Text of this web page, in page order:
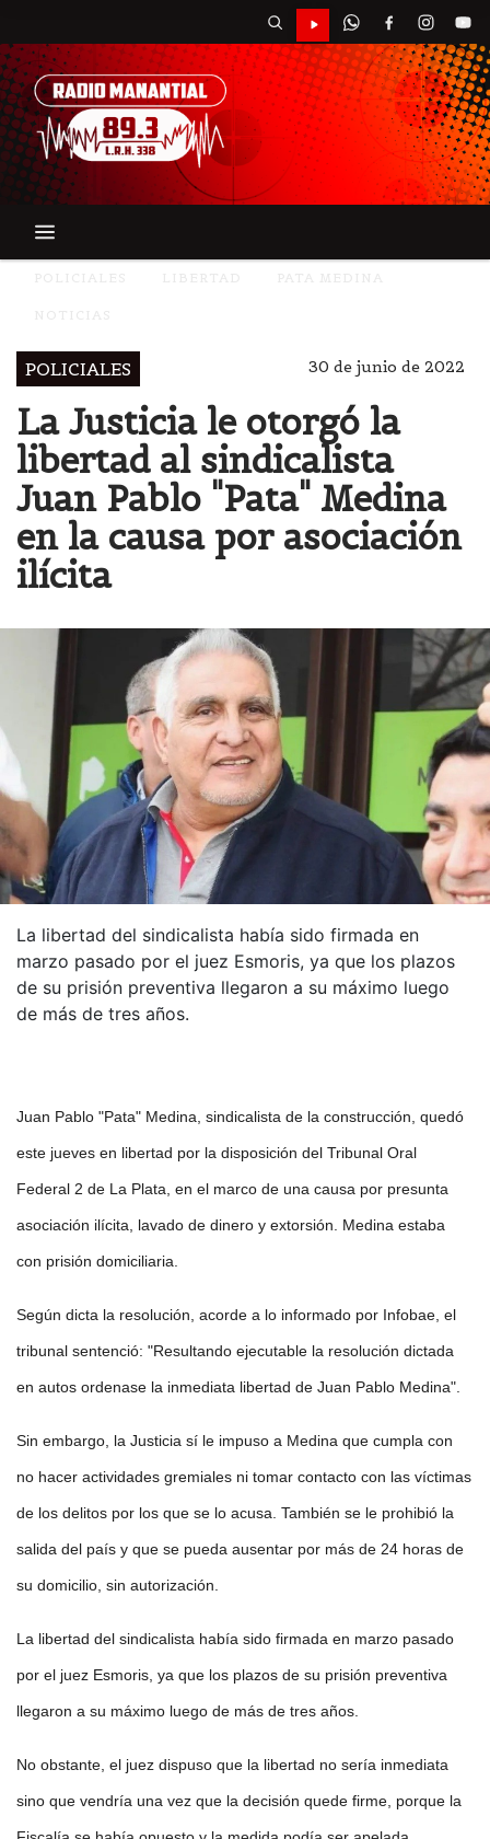
POLICIALES 30 de junio de 2022
La Justicia le otorgó la
libertad al sindicalista
Juan Pablo "Pata" Medina
en la causa por asociación
ilícita
La libertad del sindicalista había sido firmada en
marzo pasado por el juez Esmoris, ya que los plazos
de su prisión preventiva llegaron a su máximo luego
de más de tres años.
Juan Pablo "Pata" Medina, sindicalista de la construcción, quedó
este jueves en libertad por la disposición del Tribunal Oral
Federal 2 de La Plata, en el marco de una causa por presunta
asociación ilícita, lavado de dinero y extorsión. Medina estaba
con prisión domiciliaria.
Según dicta la resolución, acorde a lo informado por Infobae, el
tribunal sentenció: "Resultando ejecutable la resolución dictada
en autos ordenase la inmediata libertad de Juan Pablo Medina".
Sin embargo, la Justicia sí le impuso a Medina que cumpla con
no hacer actividades gremiales ni tomar contacto con las víctimas
de los delitos por los que se lo acusa. También se le prohibió la
salida del país y que se pueda ausentar por más de 24 horas de
su domicilio, sin autorización.
La libertad del sindicalista había sido firmada en marzo pasado
por el juez Esmoris, ya que los plazos de su prisión preventiva
llegaron a su máximo luego de más de tres años.
No obstante, el juez dispuso que la libertad no sería inmediata
sino que vendría una vez que la decisión quede firme, porque la